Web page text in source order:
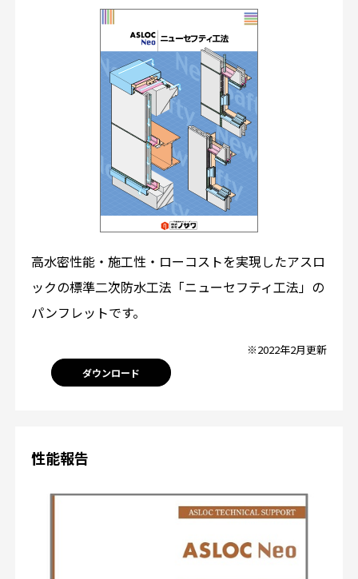
高水密性能・施工性・ローコストを実現したアスロ
ックの標準二次防水工法「ニューセフティ工法」の
パンフレットです。
※2022年2月更新
ダウンロード
性能報告